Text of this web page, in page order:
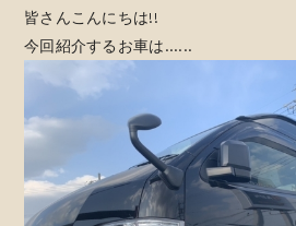
皆さんこんにちは!!
今回紹介するお車は......